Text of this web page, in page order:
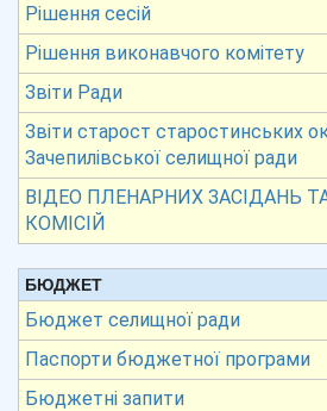
Рішення сесій
Рішення виконавчого комітету
Звіти Ради
Звіти старост старостинських
Зачепилівської селищної ради
ВІДЕО ПЛЕНАРНИХ ЗАСІДАНЬ
КОМІСІЙ
БЮДЖЕТ
Бюджет селищної ради
Паспорти бюджетної програми
Бюджетні запити